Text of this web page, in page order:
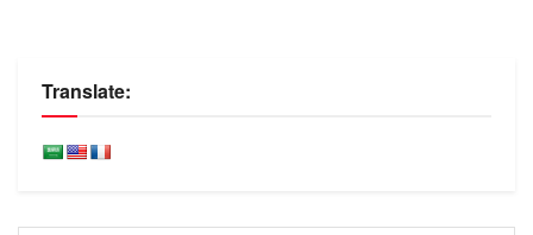
Translate: